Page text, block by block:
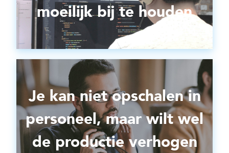
moeilijk bij te houden
Je kan nietopschalenin
personeel, maar wilt wel
de productie verhogen